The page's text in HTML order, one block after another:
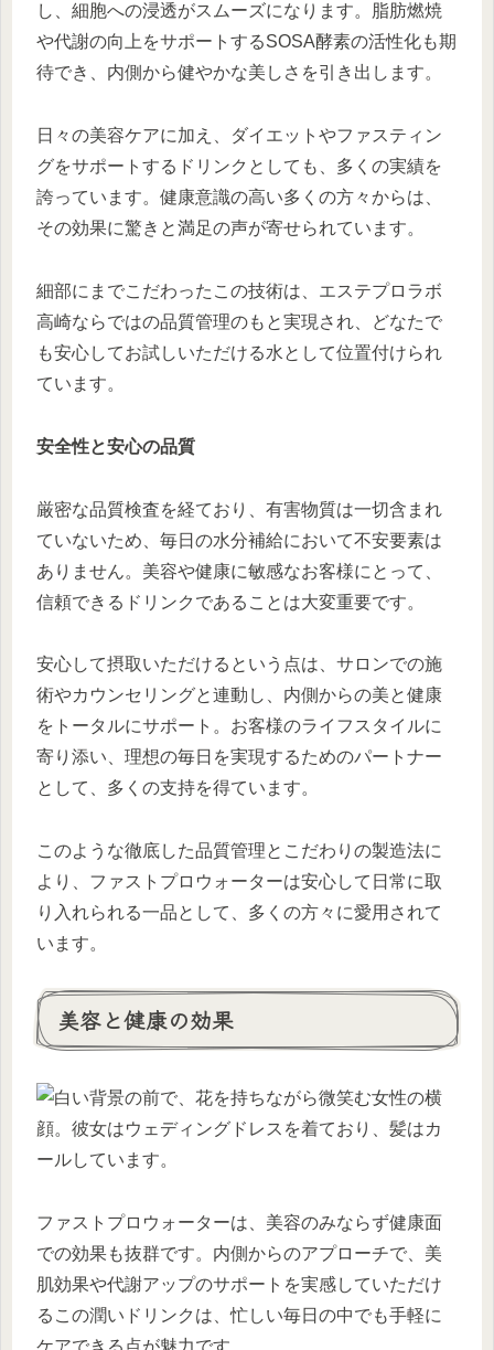
し、細胞への浸透がスムーズになります。脂肪燃焼
や代謝の向上をサポートするSOSA酵素の活性化も期
待でき、内側から健やかな美しさを引き出します。
日々の美容ケアに加え、ダイエットやファスティン
グをサポートするドリンクとしても、多くの実績を
誇っています。健康意識の高い多くの方々からは、
その効果に驚きと満足の声が寄せられています。
細部にまでこだわったこの技術は、エステプロラボ
高崎ならではの品質管理のもと実現され、どなたで
も安心してお試しいただける水として位置付けられ
ています。
安全性と安心の品質
厳密な品質検査を経ており、有害物質は一切含まれ
ていないため、毎日の水分補給において不安要素は
ありません。美容や健康に敏感なお客様にとって、
信頼できるドリンクであることは大変重要です。
安心して摂取いただけるという点は、サロンでの施
術やカウンセリングと連動し、内側からの美と健康
をトータルにサポート。お客様のライフスタイルに
寄り添い、理想の毎日を実現するためのパートナー
として、多くの支持を得ています。
このような徹底した品質管理とこだわりの製造法に
より、ファストプロウォーターは安心して日常に取
り入れられる一品として、多くの方々に愛用されて
います。
美容と健康の効果
ファストプロウォーターは、美容のみならず健康面
での効果も抜群です。内側からのアプローチで、美
肌効果や代謝アップのサポートを実感していただけ
るこの潤いドリンクは、忙しい毎日の中でも手軽に
ケアできる点が魅力です。